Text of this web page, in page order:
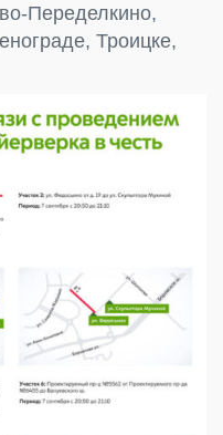
Переделкино,
Троицке,